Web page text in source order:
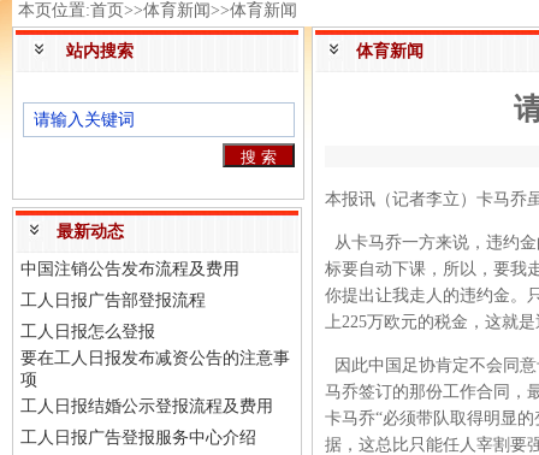
本页位置:首页>>体育新闻>>体育新闻
站内搜索
最新动态
中国注销公告发布流程及费用
工人日报广告部登报流程
工人日报怎么登报
要在工人日报发布减资公告的注意事
项
工人日报结婚公示登报流程及费用
工人日报广告登报服务中心介绍
体育新闻
本报讯（记者李立）卡马乔
从卡马乔一方来说，违约
标要自动下课，所以，要我
你提出让我走人的违约金。
上225万欧元的税金，这就
因此中国足协肯定不会同
马乔签订的那份工作合同，
卡马乔“必须带队取得明显
据，这总比只能任人宰割要